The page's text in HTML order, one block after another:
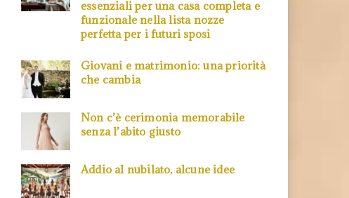
essenziali per una casa completa e
funzionale nella lista nozze
perfetta per i futuri sposi
Giovani e matrimonio: una priorità
che cambia
Non c’è cerimonia memorabile
senza l’abito giusto
Addio al nubilato, alcune idee